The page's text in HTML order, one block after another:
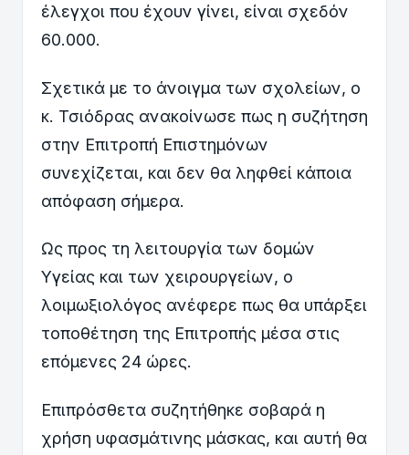
έλεγχοι που έχουν γίνει, είναι σχεδόν
60.000.
Σχετικά με το άνοιγμα των σχολείων, ο
κ. Τσιόδρας ανακοίνωσε πως η συζήτηση
στην Επιτροπή Επιστημόνων
συνεχίζεται, και δεν θα ληφθεί κάποια
απόφαση σήμερα.
Ως προς τη λειτουργία των δομών
Υγείας και των χειρουργείων, ο
λοιμωξιολόγος ανέφερε πως θα υπάρξει
τοποθέτηση της Επιτροπής μέσα στις
επόμενες 24 ώρες.
Επιπρόσθετα συζητήθηκε σοβαρά η
χρήση υφασμάτινης μάσκας, και αυτή θα